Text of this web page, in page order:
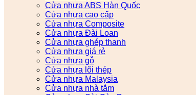
Cửa nhựa ABS Hàn Quốc
Cửa nhựa cao cấp
Cửa nhựa Composite
Cửa nhựa Đài Loan
Cửa nhựa ghép thanh
Cửa nhựa giá rẻ
Cửa nhựa gỗ
Cửa nhựa lõi thép
Cửa nhựa Malaysia
Cửa nhựa nhà tắm